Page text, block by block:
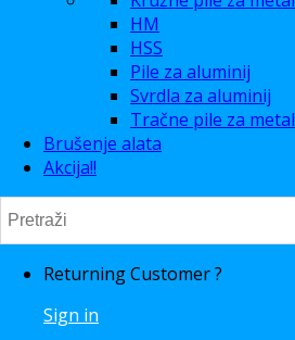
HM
HSS
Pile za aluminij
Svrdla za aluminij
Tračne pile za metal
Brušenje alata
Akcija!!
Returning Customer ?
Sign in